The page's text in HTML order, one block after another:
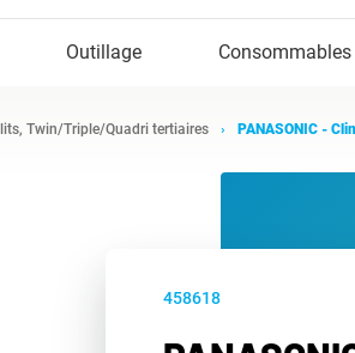
Outillage Consommables
Twin/Triple/Quadri tertiaires PANASONIC -
458618